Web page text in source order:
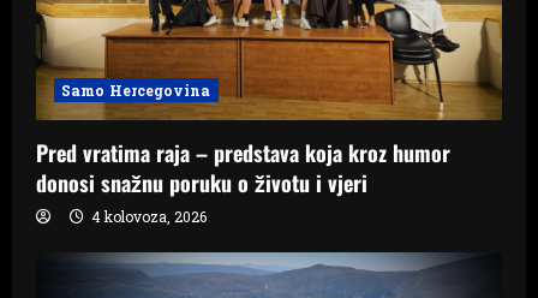
Samo Hercegovina
Pred vratima raja – predstava koja kroz humor
donosi snažnu poruku o životu i vjeri
4 kolovoza, 2026